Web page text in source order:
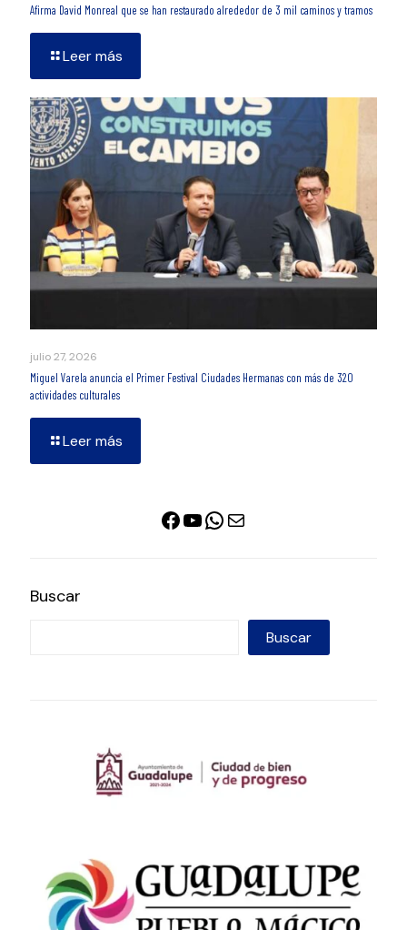
Afirma David Monreal que se han restaurado alrededor de 3 mil caminos y tramos
Leer más
julio 27, 2026
Miguel Varela anuncia el Primer Festival Ciudades Hermanas con más de 320
actividades culturales
Leer más
Facebook
YouTube
WhatsApp
Correo electrónico
Buscar
Buscar